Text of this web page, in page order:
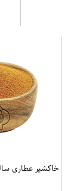
خاکشیر عطاری